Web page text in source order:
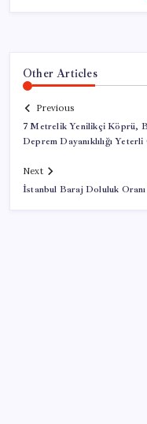
Other Articles
Previous
7 Metrelik Yenilikçi Köprü,
Deprem Dayanıklılığı
Next
İstanbul Baraj Doluluk